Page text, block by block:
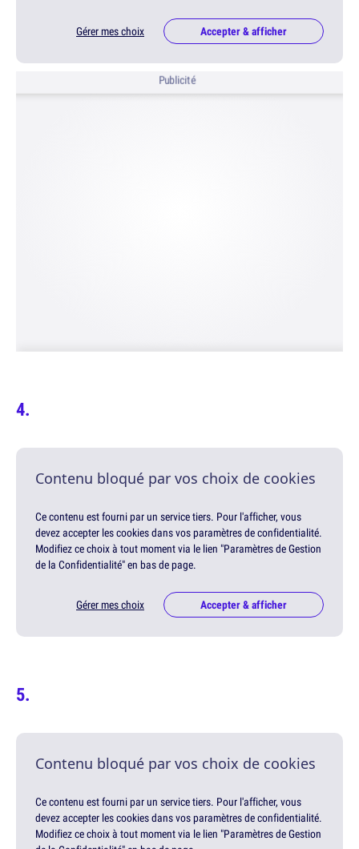
Gérer mes choix Accepter & afficher
Publicité
Contenu bloqué par vos choix de cookies
Ce contenu est fourni par un service tiers. Pour l'afficher, vous
devez accepter les cookies dans vos paramètres de confidentialité.
Modifiez ce choix à tout moment via le lien "Paramètres de Gestion
de la Confidentialité" en bas de page.
Gérer mes choix Accepter & afficher
Contenu bloqué par vos choix de cookies
Ce contenu est fourni par un service tiers. Pour l'afficher, vous
devez accepter les cookies dans vos paramètres de confidentialité.
Modifiez ce choix à tout moment via le lien "Paramètres de Gestion